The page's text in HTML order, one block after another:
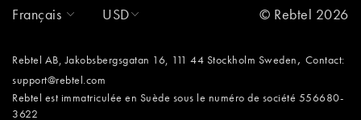
Français USD © Rebtel 2026
Rebtel AB, Jakobsbergsgatan 16, 111 44 Stockholm Sweden , Contact:
support@rebtel.com
Rebtel est immatriculée en Suède sous le numéro de société 556680-
3622